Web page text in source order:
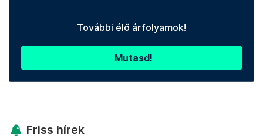
További élő árfolyamok!
Mutasd!
Friss hírek